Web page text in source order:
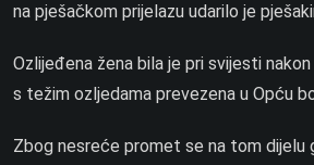
na pješačkom prijelazu udarilo je
Ozlijeđena žena bila je pri svijesti
s težim ozljedama prevezena u Opću
Zbog nesreće promet se na tom dijelu